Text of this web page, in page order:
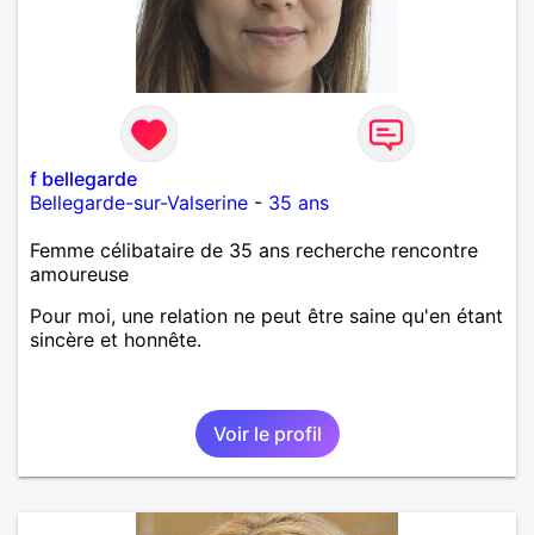
f bellegarde
Bellegarde-sur-Valserine - 35 ans
Femme célibataire de 35 ans recherche rencontre
amoureuse
Pour moi, une relation ne peut être saine qu'en étant
sincère et honnête.
Voir le profil